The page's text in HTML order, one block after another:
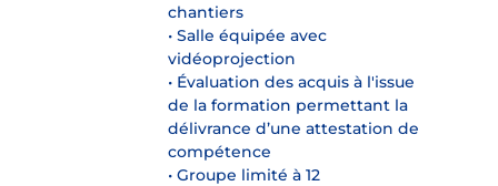
chantiers
• Salle équipée avec
vidéoprojection
• Évaluation des acquis à l'issue
de la formation permettant la
délivrance d’une attestation de
compétence
• Groupe limité à 12